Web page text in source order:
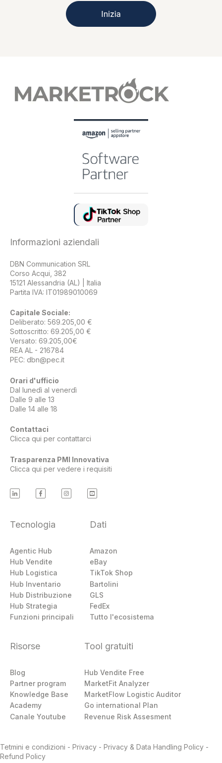
Informazioni aziendali
DBN Communication SRL
Corso Acqui, 382
15121 Alessandria (AL) | Italia
Partita IVA: IT01989010069
Capitale Sociale:
Deliberato: 569.205,00 €
Sottoscritto: 69.205,00 €
Versato: 69.205,00€
REA AL - 216784
PEC: dbn@pec.it
Orari d'ufficio
Dal lunedì al venerdì
Dalle 9 alle 13
Dalle 14 alle 18
Contattaci
Clicca qui per contattarci
Trasparenza PMI Innovativa
Clicca qui per vedere i requisiti
Tecnologia
Agentic Hub
Hub Vendite
Hub Logistica
Hub Inventario
Hub Distribuzione
Hub Strategia
Funzioni principali
Dati
Amazon
eBay
TikTok Shop
Bartolini
GLS
FedEx
Tutto l'ecosistema
Risorse
Blog
Partner program
Knowledge Base
Academy
Canale Youtube
Tool gratuiti
Hub Vendite Free
MarketFit Analyzer
MarketFlow Logistic Auditor
Go international Plan
Revenue Risk Assesment
Tetmini e condizioni - Privacy - Privacy & Data Handling Policy -
Refund Policy